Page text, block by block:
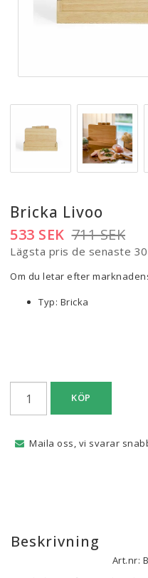
Bricka Livoo
711 SEK
533 SEK
Lägsta pris de senaste
Om du letar efter
Typ: Bricka
KÖP
Maila oss, vi svarar
Beskrivning
Art.nr: